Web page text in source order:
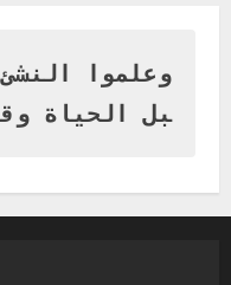
يعلن
بنسبة15%
وعلموا
بل الحياة